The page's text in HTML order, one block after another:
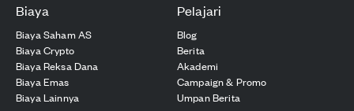
Biaya
Biaya Saham AS
Biaya Crypto
Biaya Reksa Dana
Biaya Emas
Biaya Lainnya
Pelajari
Blog
Berita
Akademi
Campaign & Promo
Umpan Berita